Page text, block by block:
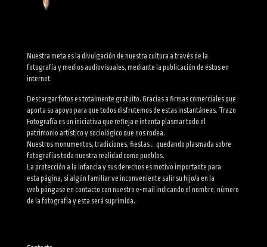
Nuestra meta es la divulgación de nuestra cultura a través de la
fotografía y medios audiovisuales, mediante la publicación de éstos en
internet.
Descargar fotos es totalmente gratuito. Gracias a firmas comerciales que
aporta su apoyo para que todos disfrutemos de estas instantáneas. Trazo
Fotografía es un iniciativa que refleja e intenta plasmar todo el
patrimonio artístico y sociológico que nos rodea.
Nuestros monumentos, tradiciones, fiestas … quedando plasmada sobre
fotografías toda nuestra realidad como pueblos.
La protección a la infancia y sus derechos es motivo importante para
esta página, si algún familiar ve inconveniente salir su hijo/a en la
web póngase en contacto con nuestro e-mail indicando el nombre, número
de la fotografía y esta será suprimida.